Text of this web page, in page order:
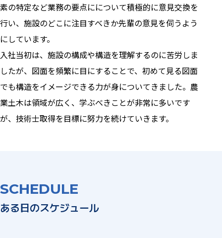
素の特定など業務の要点にについて積極的に意見交換を
行い、施設のどこに注目すべきか先輩の意見を伺うよう
にしています。
入社当初は、施設の構成や構造を理解するのに苦労しま
したが、図面を頻繁に目にすることで、初めて見る図面
でも構造をイメージできる力が身についてきました。農
業土木は領域が広く、学ぶべきことが非常に多いです
が、技術士取得を目標に努力を続けていきます。
SCHEDULE
ある日のスケジュール